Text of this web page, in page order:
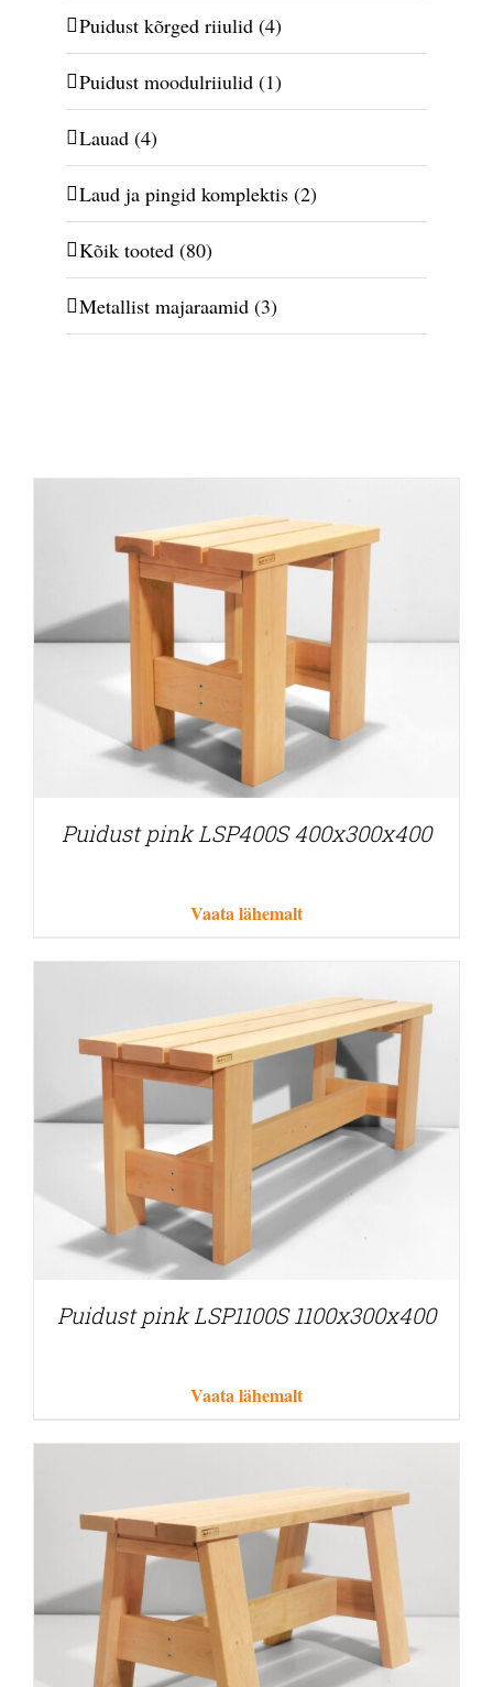
Puidust pink LSP400S 400x300x400
Vaata lähemalt
Puidust pink LSP1100S 1100x300x400
Vaata lähemalt
Puidust kõrged riiulid (4)
Puidust moodulriiulid (1)
Lauad (4)
Laud ja pingid komplektis (2)
Kõik tooted (80)
Metallist majaraamid (3)